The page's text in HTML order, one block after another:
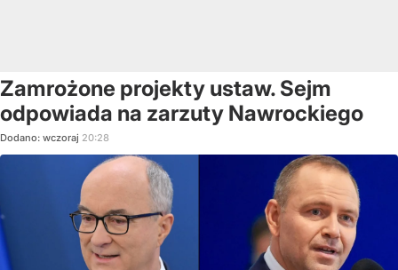
Zamrożone projekty ustaw. Sejm
odpowiada na zarzuty Nawrockiego
Dodano: wczoraj 20:28